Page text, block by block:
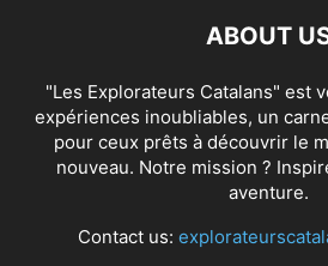
ABOUT
"Les Explorateurs Catalans" est
expériences inoubliables, un
pour ceux prêts à découvrir le
nouveau. Notre mission ?
aventure.
Contact us: